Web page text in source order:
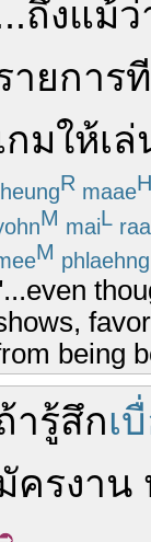
ถึงแม้ว่
ายการ
กมให้เล่
R maaeH
M maiL
M phlaehng
being
ารู้สึกเ
ครงาน